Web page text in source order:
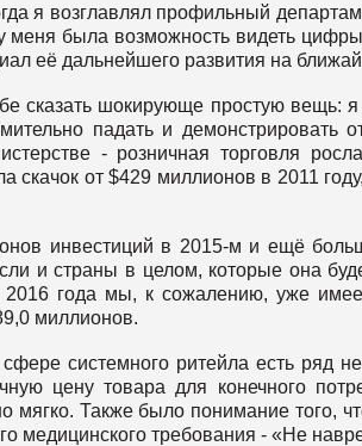
я возглавлял профильный
меня была возможность видеть
её дальнейшего развития на
сказать шокирующе простую вещь:
падать и демонстрировать
- розничная торговля
скачок от $429 миллионов в 2011
инвестиций в 2015-м и ещё
и страны в целом, которые она
года мы, к сожалению, уже
миллионов.
системного ритейла есть ряд
цену товара для конечного
мягко. Также было понимание того,
медицинского требования - «Не